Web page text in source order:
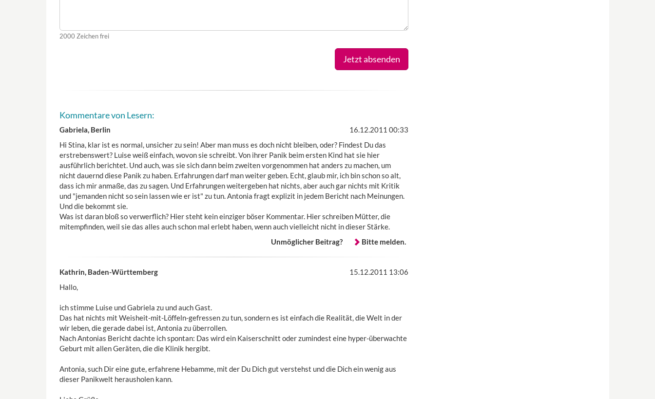
2000 Zeichen frei
Jetzt absenden
Kommentare von Lesern:
Gabriela, Berlin
16.12.2011 00:33
Hi Stina, klar ist es normal, unsicher zu sein! Aber man muss es doch nicht bleiben, oder? Findest Du das
erstrebenswert? Luise weiß einfach, wovon sie schreibt. Von ihrer Panik beim ersten Kind hat sie hier
ausführlich berichtet. Und auch, was sie sich dann beim zweiten vorgenommen hat anders zu machen, um
nicht dauernd diese Panik zu haben. Erfahrungen darf man weiter geben. Echt, glaub mir, ich bin schon so alt,
dass ich mir anmaße, das zu sagen. Und Erfahrungen weitergeben hat nichts, aber auch gar nichts mit Kritik
und "jemanden nicht so sein lassen wie er ist" zu tun. Antonia fragt explizit in jedem Bericht nach Meinungen.
Und die bekommt sie.
Was ist daran bloß so verwerflich? Hier steht kein einziger böser Kommentar. Hier schreiben Mütter, die
mitempfinden, weil sie das alles auch schon mal erlebt haben, wenn auch vielleicht nicht in dieser Stärke.
Unmöglicher Beitrag?
Bitte melden.
Kathrin, Baden-Württemberg
15.12.2011 13:06
Hallo,
ich stimme Luise und Gabriela zu und auch Gast.
Das hat nichts mit Weisheit-mit-Löffeln-gefressen zu tun, sondern es ist einfach die Realität, die Welt in der
wir leben, die gerade dabei ist, Antonia zu überrollen.
Nach Antonias Bericht dachte ich spontan: Das wird ein Kaiserschnitt oder zumindest eine hyper-überwachte
Geburt mit allen Geräten, die die Klinik hergibt.
Antonia, such Dir eine gute, erfahrene Hebamme, mit der Du Dich gut verstehst und die Dich ein wenig aus
dieser Panikwelt herausholen kann.